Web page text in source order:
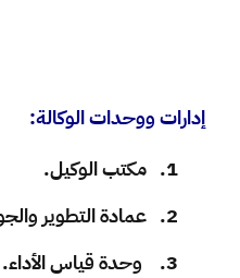
إدارات ووحدات الوكالة:
1. مكتب الوكيل.
2. عمادة التطوير والجودة
3. وحدة قياس الأداء
.